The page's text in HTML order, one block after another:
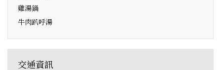
雞湯鍋
牛肉趴呼湯
交通資訊